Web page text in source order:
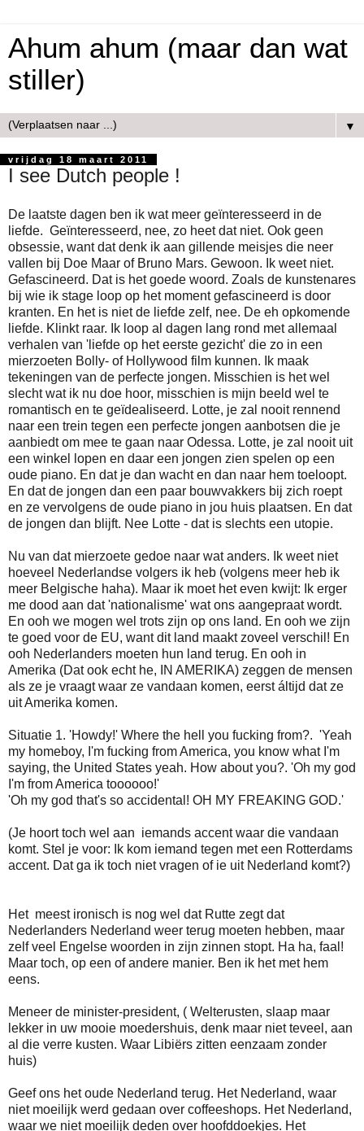
Ahum ahum (maar dan wat
stiller)
▼
vrijdag 18 maart 2011
I see Dutch people !
De laatste dagen ben ik wat meer geïnteresseerd in de
liefde. Geïnteresseerd, nee, zo heet dat niet. Ook geen
obsessie, want dat denk ik aan gillende meisjes die neer
vallen bij Doe Maar of Bruno Mars. Gewoon. Ik weet niet.
Gefascineerd. Dat is het goede woord. Zoals de kunstenares
bij wie ik stage loop op het moment gefascineerd is door
kranten. En het is niet de liefde zelf, nee. De eh opkomende
liefde. Klinkt raar. Ik loop al dagen lang rond met allemaal
verhalen van 'liefde op het eerste gezicht' die zo in een
mierzoeten Bolly- of Hollywood film kunnen. Ik maak
tekeningen van de perfecte jongen. Misschien is het wel
slecht wat ik nu doe hoor, misschien is mijn beeld wel te
romantisch en te geïdealiseerd. Lotte, je zal nooit rennend
naar een trein tegen een perfecte jongen aanbotsen die je
aanbiedt om mee te gaan naar Odessa. Lotte, je zal nooit uit
een winkel lopen en daar een jongen zien spelen op een
oude piano. En dat je dan wacht en dan naar hem toeloopt.
En dat de jongen dan een paar bouwvakkers bij zich roept
en ze vervolgens de oude piano in jou huis plaatsen. En dat
de jongen dan blijft. Nee Lotte - dat is slechts een utopie.
Nu van dat mierzoete gedoe naar wat anders. Ik weet niet
hoeveel Nederlandse volgers ik heb (volgens meer heb ik
meer Belgische haha). Maar ik moet het even kwijt: Ik erger
me dood aan dat 'nationalisme' wat ons aangepraat wordt.
En ooh we mogen wel trots zijn op ons land. En ooh we zijn
te goed voor de EU, want dit land maakt zoveel verschil! En
ooh Nederlanders moeten hun land terug. En ooh in
Amerika (Dat ook echt he, IN AMERIKA) zeggen de mensen
als ze je vraagt waar ze vandaan komen, eerst áltijd dat ze
uit Amerika komen.
Situatie 1. 'Howdy!' Where the hell you fucking from?. 'Yeah
my homeboy, I'm fucking from America, you know what I'm
saying, the United States yeah. How about you?. 'Oh my god
I'm from America toooooo!'
'Oh my god that's so accidental! OH MY FREAKING GOD.'
(Je hoort toch wel aan iemands accent waar die vandaan
komt. Stel je voor: Ik kom iemand tegen met een Rotterdams
accent. Dat ga ik toch niet vragen of ie uit Nederland komt?)
Het meest ironisch is nog wel dat Rutte zegt dat
Nederlanders Nederland weer terug moeten hebben, maar
zelf veel Engelse woorden in zijn zinnen stopt. Ha ha, faal!
Maar toch, op een of andere manier. Ben ik het met hem
eens.
Meneer de minister-president, ( Welterusten, slaap maar
lekker in uw mooie moedershuis, denk maar niet teveel, aan
al die verre kusten. Waar Libiërs zitten eenzaam zonder
huis)
Geef ons het oude Nederland terug. Het Nederland, waar
niet moeilijk werd gedaan over coffeeshops. Het Nederland,
waar we niet moeilijk deden over hoofddoekjes. Het